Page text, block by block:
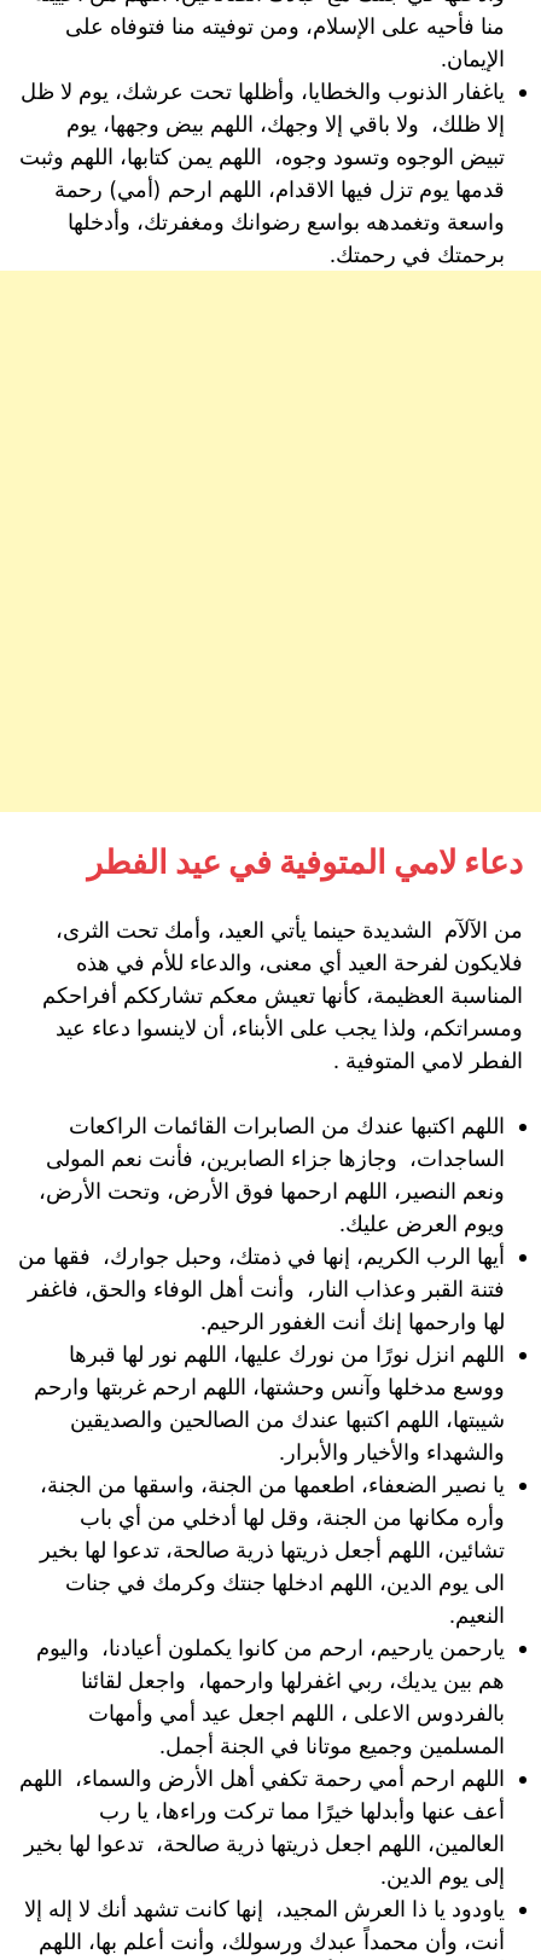
منا فأحيه على الإسلام، ومن توفيته منا فتوفاه على
الإيمان.
ياغفار الذنوب والخطايا، وأظلها تحت عرشك، يوم لا ظل
إلا ظلك، ولا باقي إلا وجهك، اللهم بيض وجهها، يوم
تبيض الوجوه وتسود وجوه، اللهم يمن كتابها، اللهم وثبت
قدمها يوم تزل فيها الاقدام، اللهم ارحم (أمي) رحمة
واسعة وتغمدهه بواسع رضوانك ومغفرتك، وأدخلها
برحمتك في رحمتك.
دعاء لامي المتوفية في عيد الفطر
من الآلآم الشديدة حينما يأتي العيد، وأمك تحت الثرى،
فلايكون لفرحة العيد أي معنى، والدعاء للأم في هذه
المناسبة العظيمة، كأنها تعيش معكم تشارككم أفراحكم
ومسراتكم، ولذا يجب على الأبناء، أن لاينسوا دعاء عيد
الفطر لامي المتوفية .
اللهم اكتبها عندك من الصابرات القائمات الراكعات
الساجدات، وجازها جزاء الصابرين، فأنت نعم المولى
ونعم النصير، اللهم ارحمها فوق الأرض، وتحت الأرض،
ويوم العرض عليك.
أيها الرب الكريم، إنها في ذمتك، وحبل جوارك، فقها من
فتنة القبر وعذاب النار، وأنت أهل الوفاء والحق، فاغفر
لها وارحمها إنك أنت الغفور الرحيم.
اللهم انزل نورًا من نورك عليها، اللهم نور لها قبرها
ووسع مدخلها وآنس وحشتها، اللهم ارحم غربتها وارحم
شيبتها، اللهم اكتبها عندك من الصالحين والصديقين
والشهداء والأخيار والأبرار.
يا نصير الضعفاء، اطعمها من الجنة، واسقها من الجنة،
وأره مكانها من الجنة، وقل لها أدخلي من أي باب
تشائين، اللهم أجعل ذريتها ذرية صالحة، تدعوا لها بخير
الى يوم الدين، اللهم ادخلها جنتك وكرمك في جنات
النعيم.
يارحمن يارحيم، ارحم من كانوا يكملون أعيادنا، واليوم
هم بين يديك، ربي اغفرلها وارحمها، واجعل لقائنا
بالفردوس الاعلى ، اللهم اجعل عيد أمي وأمهات
المسلمين وجميع موتانا في الجنة أجمل.
اللهم ارحم أمي رحمة تكفي أهل الأرض والسماء، اللهم
أعف عنها وأبدلها خيرًا مما تركت وراءها، يا رب
العالمين، اللهم اجعل ذريتها ذرية صالحة، تدعوا لها بخير
إلى يوم الدين.
ياودود يا ذا العرش المجيد، إنها كانت تشهد أنك لا إله إلا
أنت، وأن محمداً عبدك ورسولك، وأنت أعلم بها، اللهم